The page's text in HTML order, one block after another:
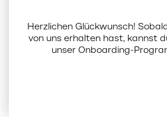
Herzlichen Glückwunsch!
von uns erhalten hast, kannst
unser Onboarding-